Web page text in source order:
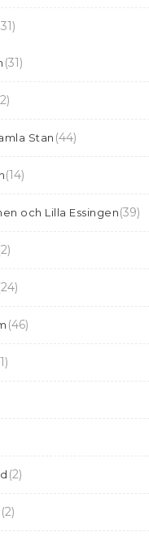
(31)
Stan (44)
(14)
och Lilla Essingen(39)
(46)
(2)
(2)